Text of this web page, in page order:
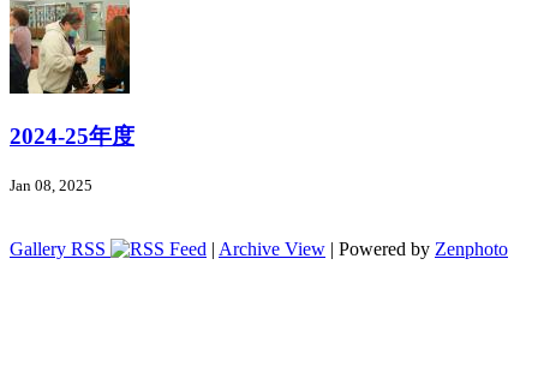
2024-25年度
Jan 08, 2025
Gallery RSS | Archive View | Powered by Zenphoto